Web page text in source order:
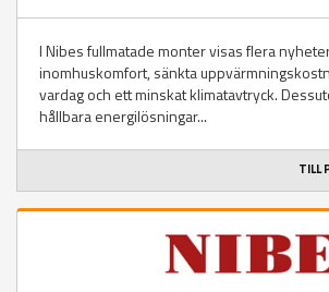
I Nibes fullmatade monter visas flera
inomhuskomfort, sänkta
vardag och ett minskat klimatavtryck.
hållbara energilösningar...
TILL